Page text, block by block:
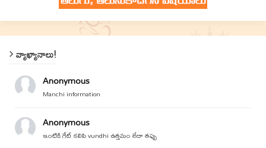
వ్యాఖ్యానాలు!
Anonymous
Manchi information
Anonymous
ఇంటికి గేట్ కలిపి vundhi ఉత్తమం లేదా తప్పు